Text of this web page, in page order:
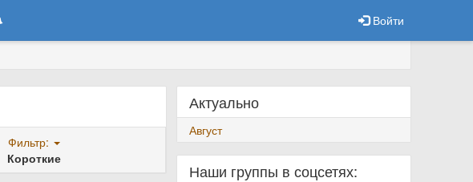
Войти
Фильтр:
Короткие
Актуально
Август
Наши группы в соцсетях: